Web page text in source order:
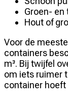
Groen- en
Hout of
Voor de
containers
m³. Bij twijfel
om iets ruimer
container hoeft